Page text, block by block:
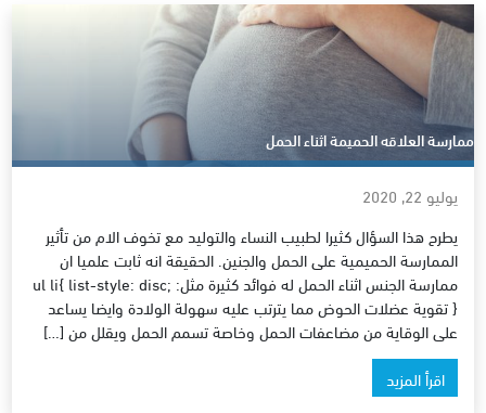
ممارسة العلاقه الحميمة اثناء الحمل
يوليو 22, 2020
يطرح هذا السؤال كثيرا لطبيب النساء والتوليد مع تخوف الام من تأثير
الممارسة الحميمية على الحمل والجنين. الحقيقة انه ثابت علميا ان
ممارسة الجنس اثناء الحمل له فوائد كثيرة مثل: ul li{ list-style: disc;
} تقوية عضلات الحوض مما يترتب عليه سهولة الولادة وايضا يساعد
على الوقاية من مضاعفات الحمل وخاصة تسمم الحمل ويقلل من […]
اقرأ المزيد